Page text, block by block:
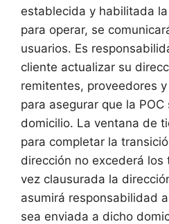
establecida y habilitada
para operar, se
usuarios. Es
cliente actualizar su
remitentes, proveedores
para asegurar que la
domicilio. La ventana de
para completar la
dirección no excederá los
vez clausurada la
asumirá responsabilidad
sea enviada a dicho